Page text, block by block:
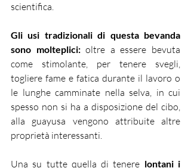
scientifica.
Gli usi tradizionali di questa bevanda
sono molteplici: oltre a essere bevuta
come stimolante, per tenere svegli,
togliere fame e fatica durante il lavoro o
le lunghe camminate nella selva, in cui
spesso non si ha a disposizione del cibo,
alla guayusa vengono attribuite altre
proprietà interessanti.
Una su tutte quella di tenere lontani i